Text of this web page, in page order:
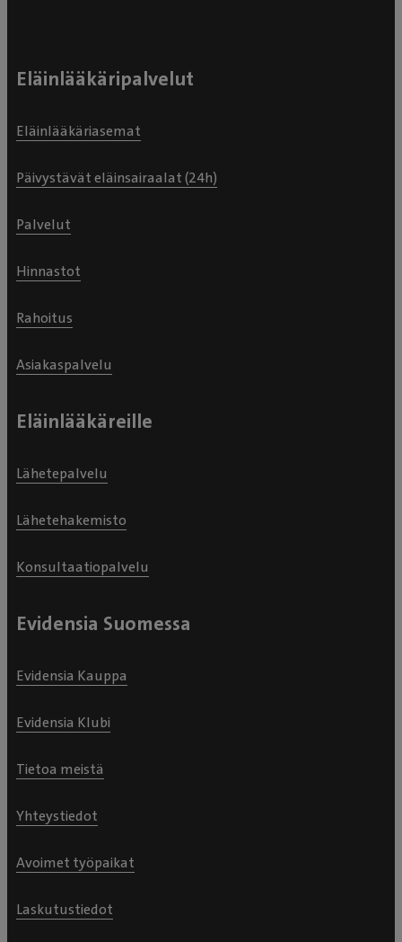
Eläinlääkäripalvelut
Eläinlääkäriasemat
Päivystävät eläinsairaalat (24h)
Palvelut
Hinnastot
Rahoitus
Asiakaspalvelu
Eläinlääkäreille
Lähetepalvelu
Lähetehakemisto
Konsultaatiopalvelu
Evidensia Suomessa
Evidensia Kauppa
Evidensia Klubi
Tietoa meistä
Yhteystiedot
Avoimet työpaikat
Laskutustiedot